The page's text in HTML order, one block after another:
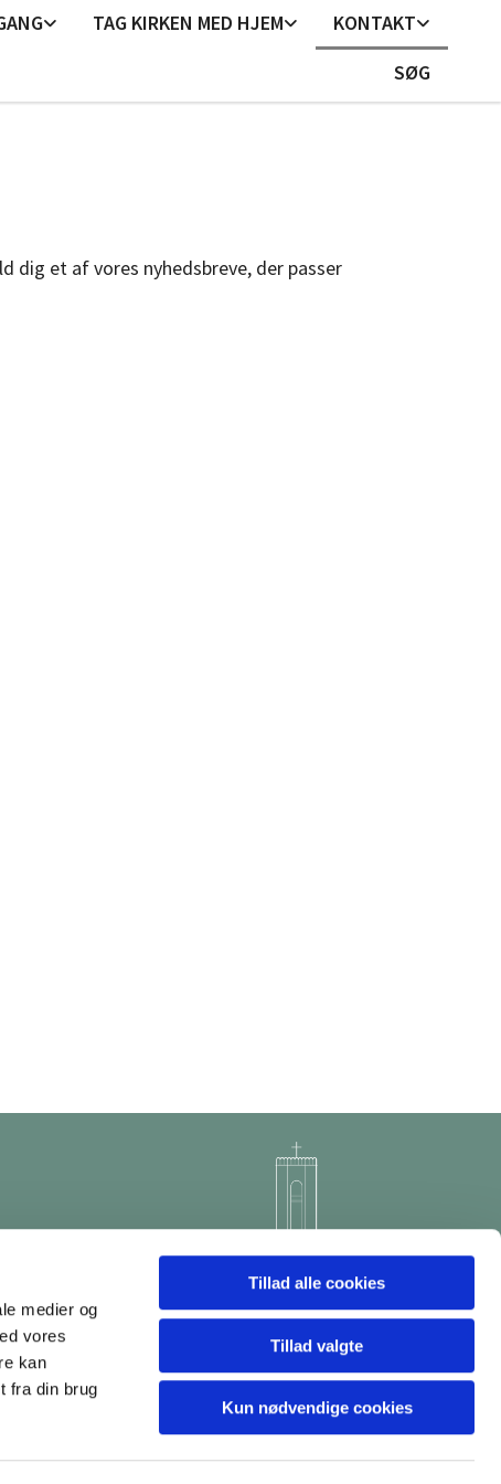
medier og
vores
kan
fra din brug
Tillad alle cookies
Tillad valgte
Kun nødvendige cookies
TAG KIRKEN MED HJEM
KONTAKT
SØG
dig et af vores nyhedsbreve, der passer